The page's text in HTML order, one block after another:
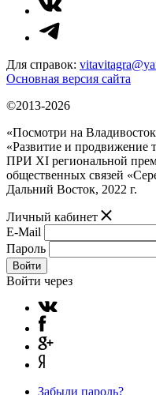
Для справок:
Основная версия сайта
©2013-2026
«Посмотри на
«Развитие и продвижение
ПРИ XI региональной
общественных связей
Дальний Восток, 2022 г.
Личный кабинет
E-Mail
Пароль
Войти
Войти через
Забыли пароль?